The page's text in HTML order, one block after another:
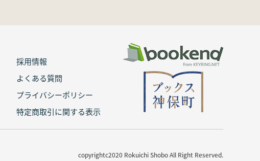
採用情報
よくある質問
プライバシーポリシー
特定商取引に関する表示
copyrightc2020 Rokuichi Shobo All Right Reserved.